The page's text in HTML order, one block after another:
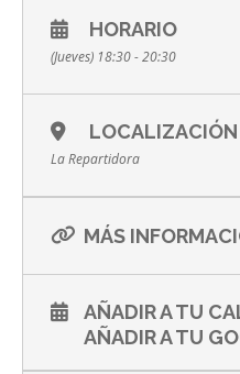
HORARIO
(Jueves) 18:30 - 20:30
LOCALIZACIÓN
La Repartidora
MÁS
AÑADIR A TU
AÑADIR A TU